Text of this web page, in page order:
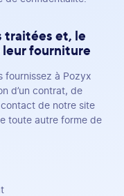
traitées et, le
leur fourniture
fournissez à Pozyx
d’un contrat, de
contact de notre site
toute autre forme de